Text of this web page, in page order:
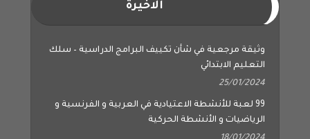
التعليم الابتدائي
25/01/2024
الرياضيات و الأنشطة الحركية